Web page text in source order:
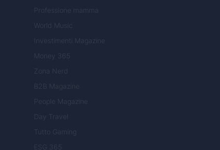
Professione mamma
World Music
Investimenti Magazine
Money 365
Zona Nerd
B2B Magazine
People Magazine
Day Travel
Tutto Gaming
ESG 365